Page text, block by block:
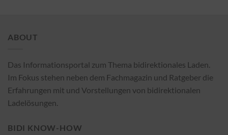
ABOUT
Das Informationsportal zum Thema bidirektionales Laden.
Im Fokus stehen neben dem Fachmagazin und Ratgeber die
Erfahrungen mit und Vorstellungen von bidirektionalen
Ladelösungen.
BIDI KNOW-HOW